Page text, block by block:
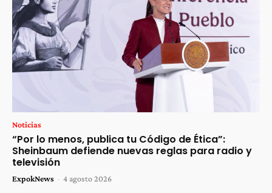
Noticias
“Por lo menos, publica tu Código de Ética”:
Sheinbaum defiende nuevas reglas para radio y
televisión
ExpokNews - 4 agosto 2026